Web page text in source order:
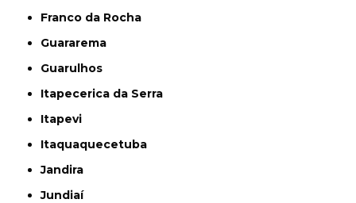
Franco da Rocha
Guararema
Guarulhos
Itapecerica da Serra
Itapevi
Itaquaquecetuba
Jandira
Jundiaí